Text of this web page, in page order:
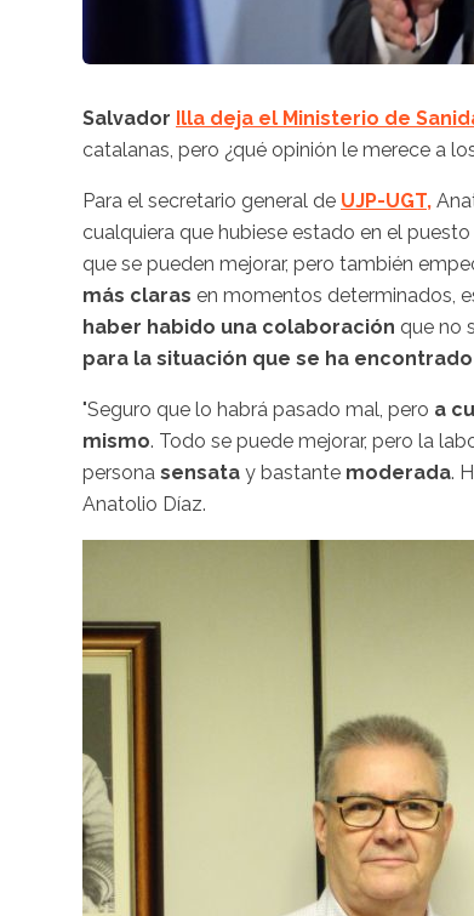
Salvador Illa deja el Ministerio de
catalanas, pero ¿qué opinión le merece a
Para el secretario general de UJP-UGT,
cualquiera que hubiese estado en el
que se pueden mejorar, pero también
más claras en momentos determinados,
haber habido una colaboración que no
para la situación que se ha encontrado
"Seguro que lo habrá pasado mal, pero a
mismo. Todo se puede mejorar, pero la
persona sensata y bastante moderada.
Anatolio Díaz.